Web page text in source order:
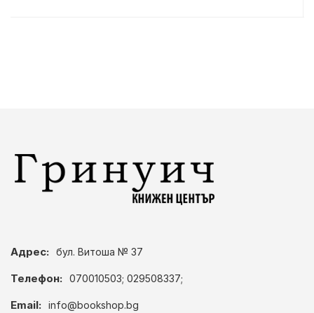
Адрес: бул. Витоша № 37
Телефон: 070010503; 029508337;
Email: info@bookshop.bg